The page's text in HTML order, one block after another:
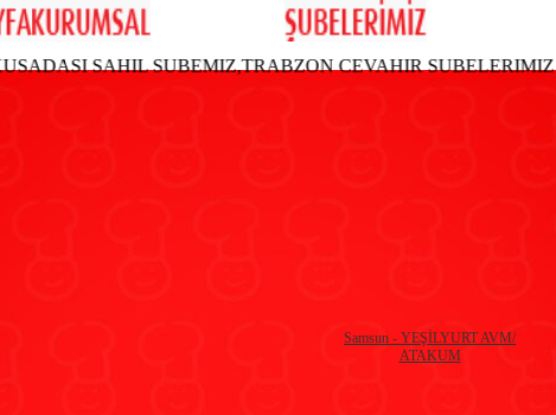
SAHIL SUBEMIZ,TRABZON CEVAHIR
Samsun - YEŞİLYURT AVM/
ATAKUM